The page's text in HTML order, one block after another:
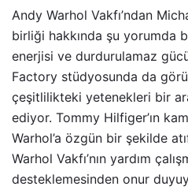
Andy Warhol Vakfı’ndan
birliği hakkında şu yorumda
enerjisi ve durdurulamaz
Factory stüdyosunda da
çeşitlilikteki yetenekleri bir
ediyor. Tommy Hilfiger’ın
Warhol’a özgün bir şekilde
Warhol Vakfı’nın yardım
desteklemesinden onur